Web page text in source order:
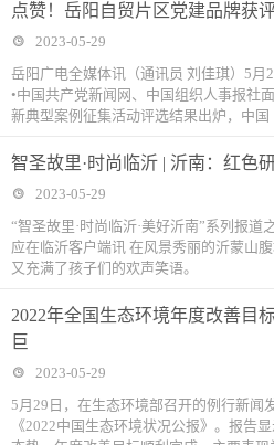
点赞！岳阳自贸片区党建品牌获
2023-05-29
岳阳广电全媒体讯（通讯员 刘佳琪）5月
•中国共产党新闻网、中国组织人事报社
新典型案例征集活动评选结果出炉，中国
智圣故里·时尚临沂 | 沂南：红色
2023-05-29
“智圣故里·时尚临沂·美好沂南”系列报道
应在临沂客户端讯 在风景秀丽的沂蒙山
又充满了孩子们的欢声笑语。
2022年全国生态环境年度改善目
巨
2023-05-29
5月29日，在生态环境部召开的例行新闻
《2022中国生态环境状况公报》。报告